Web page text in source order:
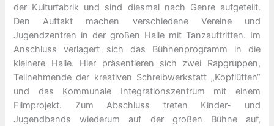
der Kulturfabrik und sind diesmal nach Genre aufgeteilt.
Den Auftakt machen verschiedene Vereine und
Jugendzentren in der großen Halle mit Tanzauftritten. Im
Anschluss verlagert sich das Bühnenprogramm in die
kleinere Halle. Hier präsentieren sich zwei Rapgruppen,
Teilnehmende der kreativen Schreibwerkstatt „Kopflüften“
und das Kommunale Integrationszentrum mit einem
Filmprojekt. Zum Abschluss treten Kinder- und
Jugendbands wiederum auf der großen Bühne auf,